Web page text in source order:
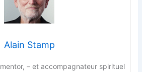
Alain Stamp
– et accompagnateur spirituel